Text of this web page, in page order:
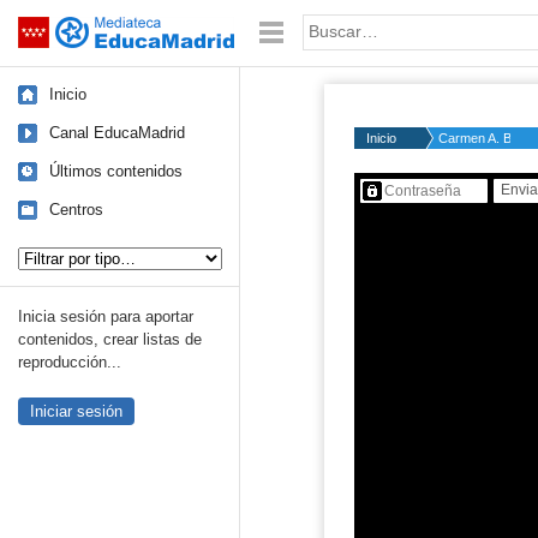
Saltar navegación Palabra o frase:
Inicio
Canal EducaMadrid
Últimos contenidos
Centros
Inicia sesión para aportar
contenidos, crear listas de
reproducción...
Iniciar sesión
Inicio Carmen A. B.
Contenido protegido…